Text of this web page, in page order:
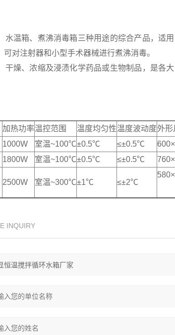
水温箱、煮沸消毒箱三种用途的综合产品，适
对注射器和小型手术器械进行煮沸消毒。
干燥、浓缩及浸渍化学药品或生物制品，是各
加热功率温控范围 温度均匀性温度波动度外形
1000W 室温~100℃±0.5℃ ≤±0.5℃
1800W 室温~100℃±0.5℃ ≤±0.5℃
2500W 室温~300℃±1℃ ≤±2℃
INQUIRY